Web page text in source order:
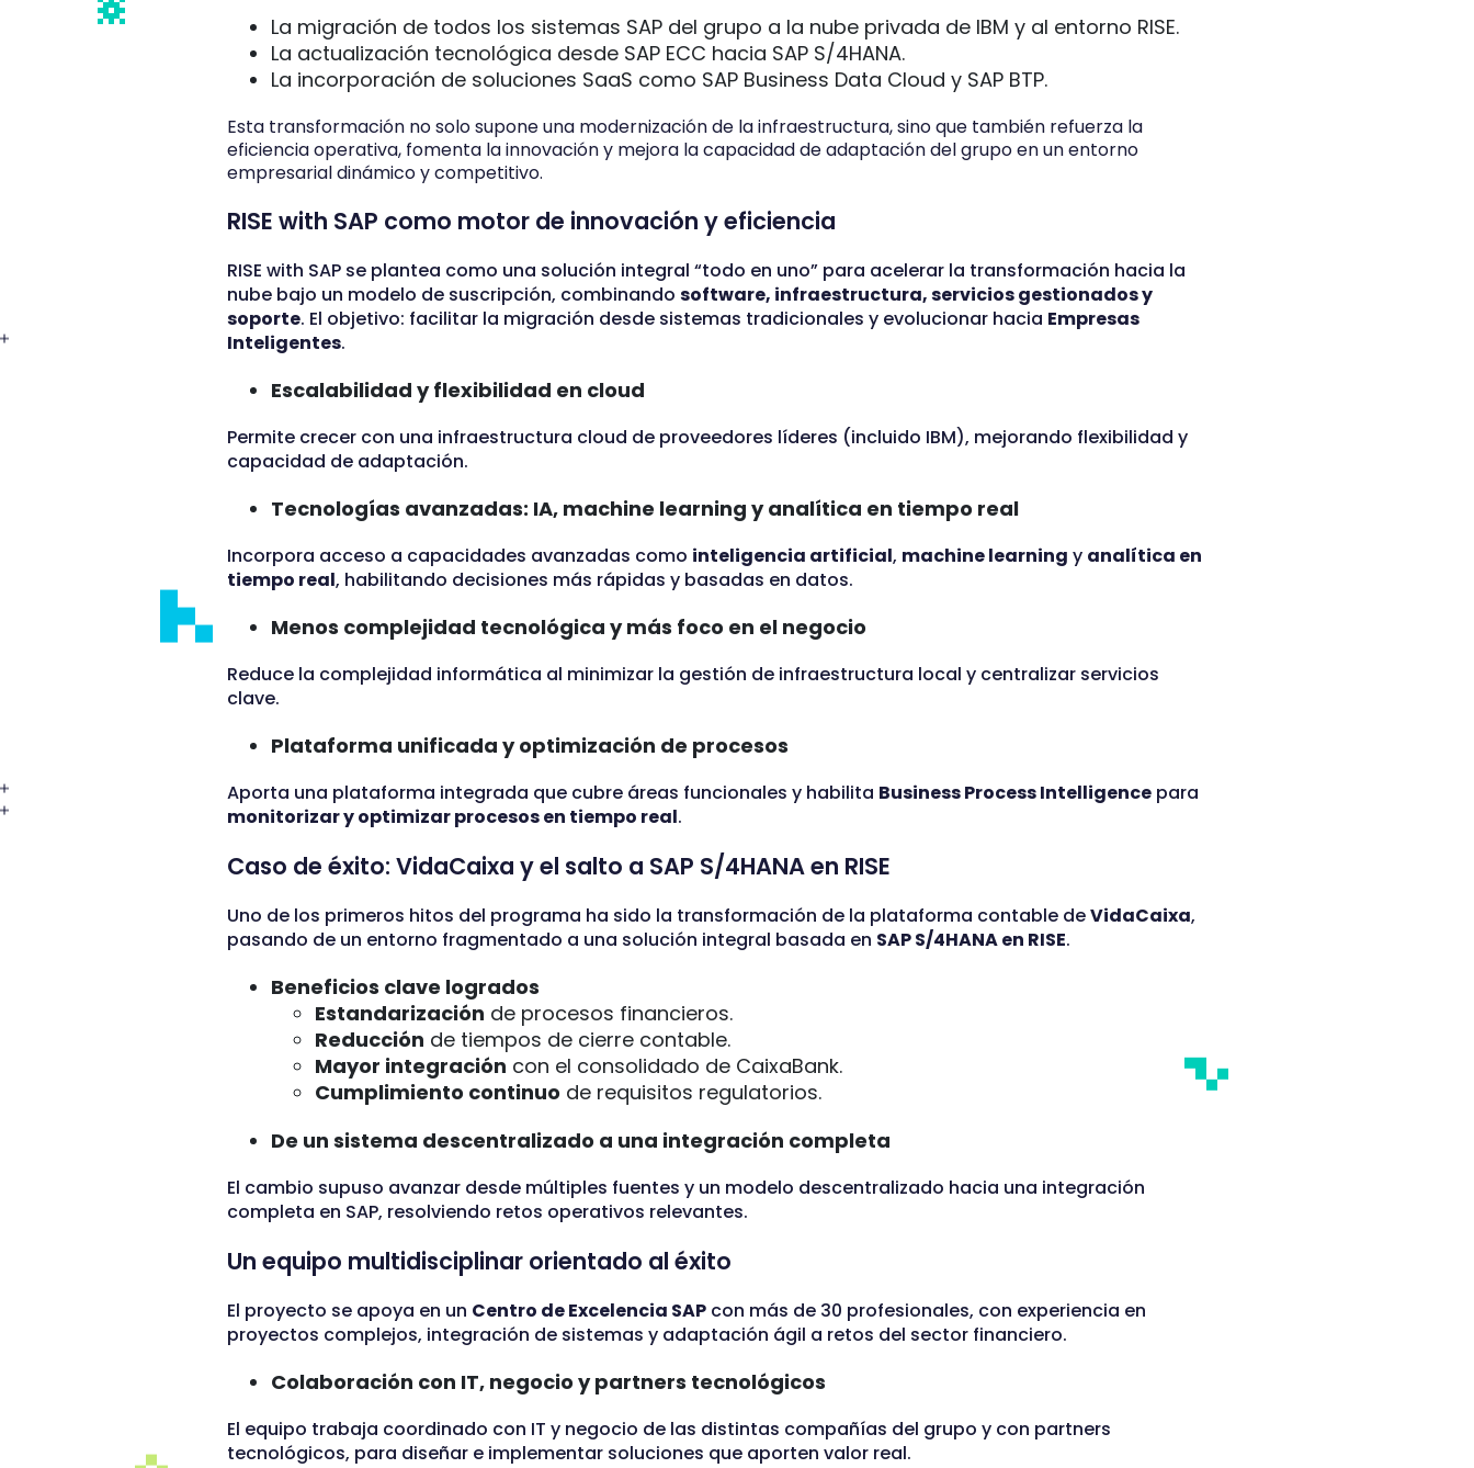
La migración de todos los sistemas SAP del grupo a la nube privada de IBM y al entorno RISE.
La actualización tecnológica desde SAP ECC hacia SAP S/4HANA.
La incorporación de soluciones SaaS como SAP Business Data Cloud y SAP BTP.
Esta transformación no solo supone una modernización de la infraestructura, sino que también refuerza la
eficiencia operativa, fomenta la innovación y mejora la capacidad de adaptación del grupo en un entorno
empresarial dinámico y competitivo.
RISE with SAP como motor de innovación y eficiencia
RISE with SAP se plantea como una solución integral “todo en uno” para acelerar la transformación hacia la
nube bajo un modelo de suscripción, combinando software, infraestructura, servicios gestionados y
soporte. El objetivo: facilitar la migración desde sistemas tradicionales y evolucionar hacia Empresas
Inteligentes.
Escalabilidad y flexibilidad en cloud
Permite crecer con una infraestructura cloud de proveedores líderes (incluido IBM), mejorando flexibilidad y
capacidad de adaptación.
Tecnologías avanzadas: IA, machine learning y analítica en tiempo real
Incorpora acceso a capacidades avanzadas como inteligencia artificial, machine learning y analítica en
tiempo real, habilitando decisiones más rápidas y basadas en datos.
Menos complejidad tecnológica y más foco en el negocio
Reduce la complejidad informática al minimizar la gestión de infraestructura local y centralizar servicios
clave.
Plataforma unificada y optimización de procesos
Aporta una plataforma integrada que cubre áreas funcionales y habilita Business Process Intelligencepara
monitorizar y optimizar procesos en tiempo real.
Caso de éxito: VidaCaixa y el salto a SAP S/4HANA en RISE
Uno de los primeros hitos del programa ha sido la transformación de la plataforma contable deVidaCaixa,
pasando de un entorno fragmentado a una solución integral basada en SAP S/4HANA en RISE.
Beneficios clave logrados
Estandarización de procesos financieros.
Reducción de tiempos de cierre contable.
Mayor integración con el consolidado de CaixaBank.
Cumplimiento continuo de requisitos regulatorios.
De un sistema descentralizado a una integración completa
El cambio supuso avanzar desde múltiples fuentes y un modelo descentralizado hacia una integración
completa en SAP, resolviendo retos operativos relevantes.
Un equipo multidisciplinar orientado al éxito
El proyecto se apoya en un Centro de Excelencia SAPcon más de 30 profesionales, con experiencia en
proyectos complejos, integración de sistemas y adaptación ágil a retos del sector financiero.
Colaboración con IT, negocio y partners tecnológicos
El equipo trabaja coordinado con IT y negocio de las distintas compañías del grupo y con partners
tecnológicos, para diseñar e implementar soluciones que aporten valor real.